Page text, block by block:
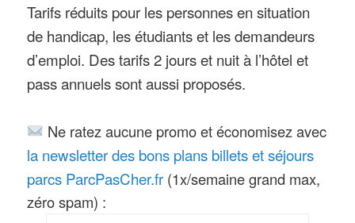
ont désormais leur propre « Terrain
Martien », un cratère réaliste sur 900
m2.
Nouveauté(s) 2020 : l’exposition
temporaire « LUNE, ÉPISODE II »
propose de revivre la mission Apollo
11 et les premiers pas sur la Lune.
Zones : 4 niveaux dans le bâtiment
Tarifs réduits pour les personnes en situation
de handicap, les étudiants et les demandeurs
d’emploi. Des tarifs 2 jours et nuit à l’hôtel et
pass annuels sont aussi proposés.
Ne ratez aucune promo et économisez avec
la newsletter des bons plans billets et séjours
parcs ParcPasCher.fr (1x/semaine grand max,
zéro spam) :